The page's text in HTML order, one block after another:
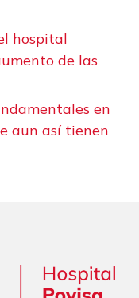
hospital
de las
en
aun así tienen